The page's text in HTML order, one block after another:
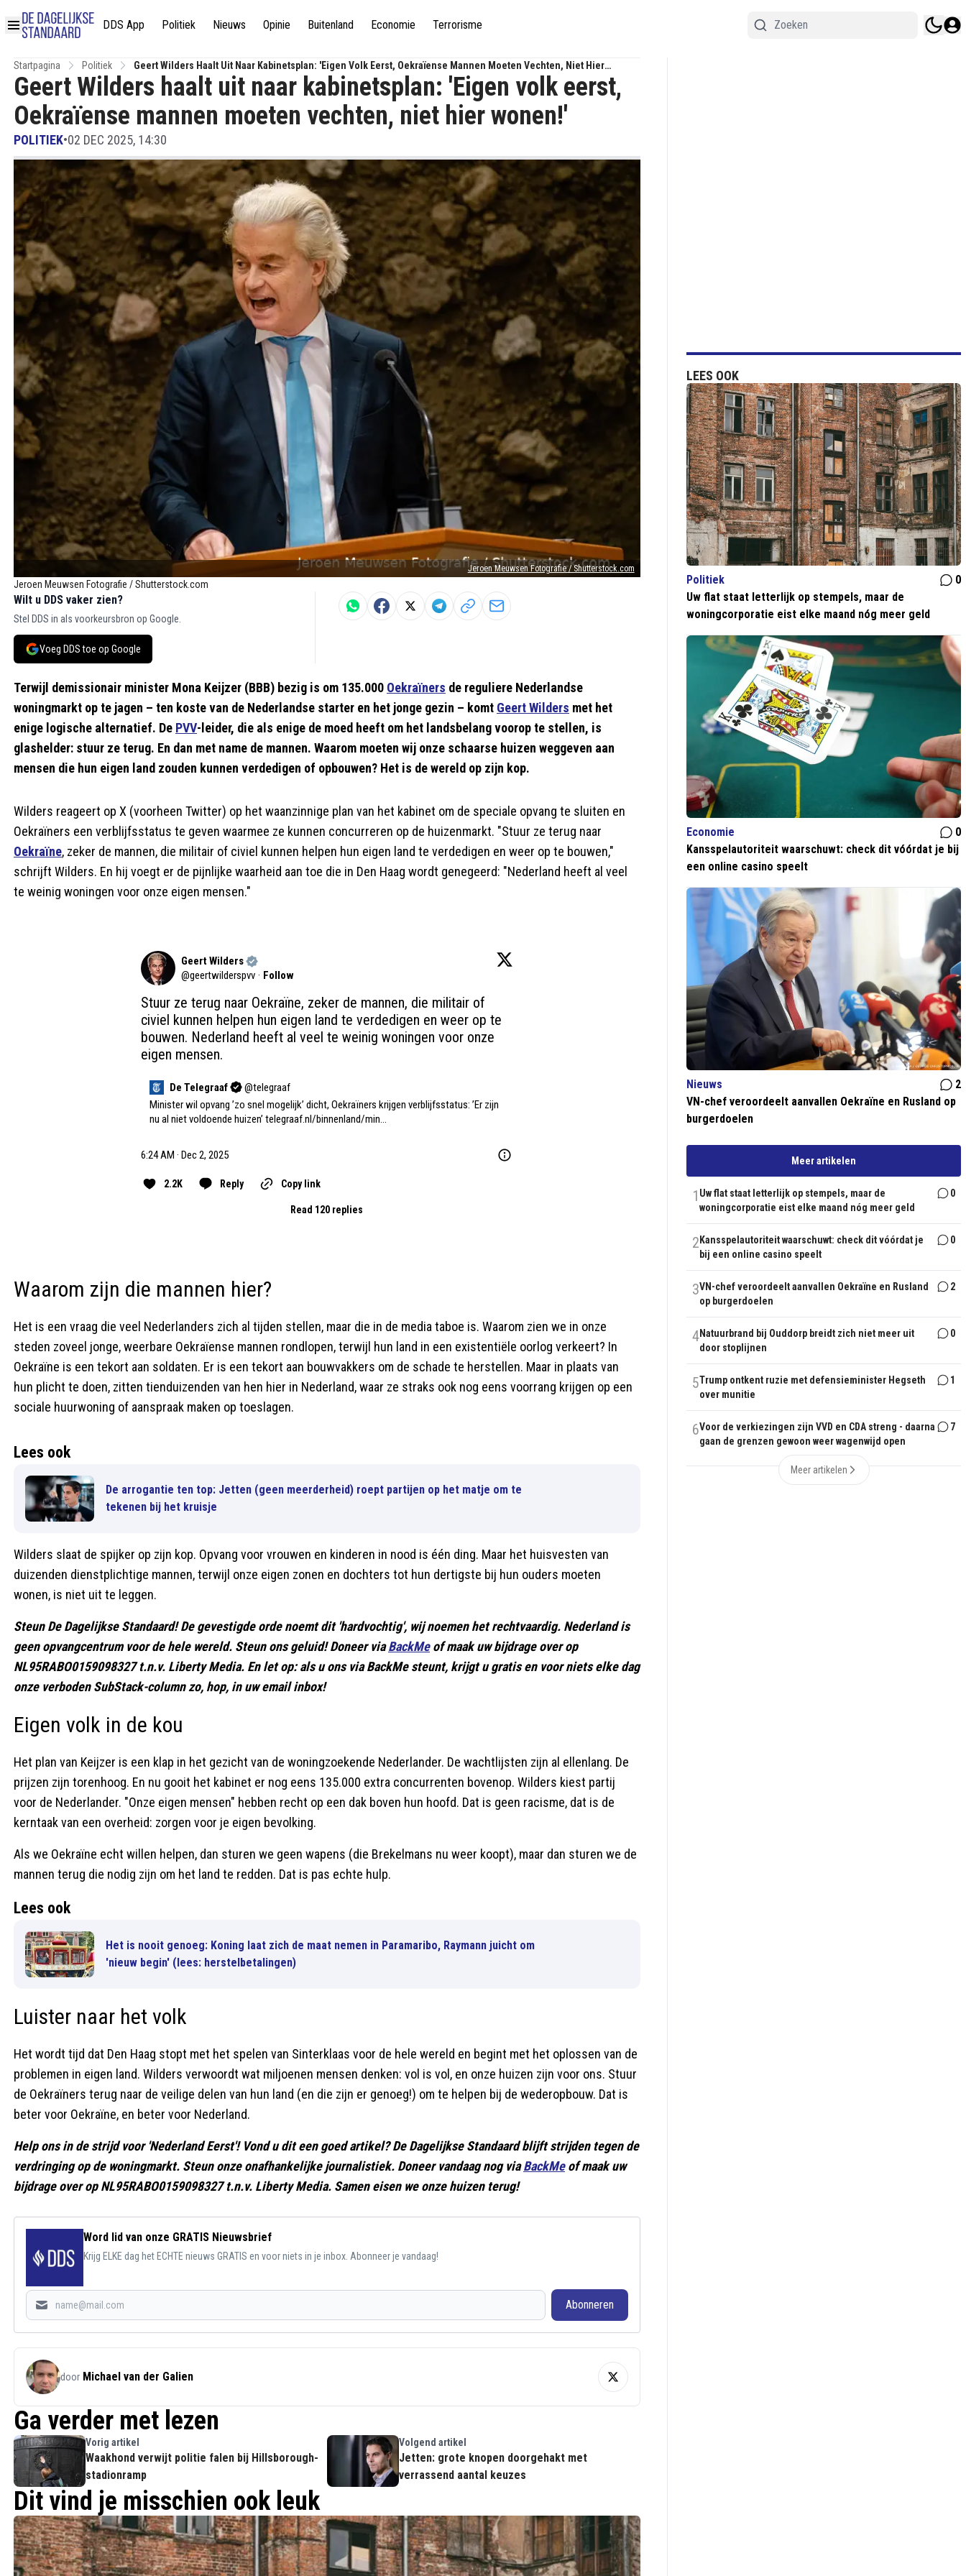
DDS App Politiek Nieuws Opinie Buitenland Economie Terrorisme
Startpagina Politiek
Geert Wilders Haalt Uit Naar Kabinetsplan: 'Eigen Volk Eerst, Oekraïense Mannen Moeten Vechten, Niet Hier
Wonen!'
Jeroen Meuwsen Fotografie / Shutterstock.com
Jeroen Meuwsen Fotografie / Shutterstock.com
Geert Wilders haalt uit naar kabinetsplan: 'Eigen volk eerst,
Oekraïense mannen moeten vechten, niet hier wonen!'
POLITIEK•02 DEC 2025, 14:30
Wilt u DDS vaker zien?
Stel DDS in als voorkeursbron op Google.
Voeg DDS toe op Google
Terwijl demissionair minister Mona Keijzer (BBB) bezig is om 135.000 Oekraïners de reguliere Nederlandse
woningmarkt op te jagen – ten koste van de Nederlandse starter en het jonge gezin – komt Geert Wilders met het
enige logische alternatief. De PVV-leider, die als enige de moed heeft om het landsbelang voorop te stellen, is
glashelder: stuur ze terug. En dan met name de mannen. Waarom moeten wij onze schaarse huizen weggeven aan
mensen die hun eigen land zouden kunnen verdedigen of opbouwen? Het is de wereld op zijn kop.
Wilders reageert op X (voorheen Twitter) op het waanzinnige plan van het kabinet om de speciale opvang te sluiten en
Oekraïners een verblijfsstatus te geven waarmee ze kunnen concurreren op de huizenmarkt. "Stuur ze terug naar
Oekraïne, zeker de mannen, die militair of civiel kunnen helpen hun eigen land te verdedigen en weer op te bouwen,"
schrijft Wilders. En hij voegt er de pijnlijke waarheid aan toe die in Den Haag wordt genegeerd: "Nederland heeft al veel
te weinig woningen voor onze eigen mensen."
Geert Wilders
@geertwilderspvv · Follow
Stuur ze terug naar Oekraïne, zeker de mannen, die militair of
civiel kunnen helpen hun eigen land te verdedigen en weer op te
bouwen. Nederland heeft al veel te weinig woningen voor onze
eigen mensen.
De Telegraaf @telegraaf
Minister wil opvang ’zo snel mogelijk’ dicht, Oekraïners krijgen verblijfsstatus: ’Er zijn
nu al niet voldoende huizen’ telegraaf.nl/binnenland/min…
6:24 AM · Dec 2, 2025
2.2K Reply Copy link
Read 120 replies
Waarom zijn die mannen hier?
Het is een vraag die veel Nederlanders zich al tijden stellen, maar die in de media taboe is. Waarom zien we in onze
steden zoveel jonge, weerbare Oekraïense mannen rondlopen, terwijl hun land in een existentiële oorlog verkeert? In
Oekraïne is een tekort aan soldaten. Er is een tekort aan bouwvakkers om de schade te herstellen. Maar in plaats van
hun plicht te doen, zitten tienduizenden van hen hier in Nederland, waar ze straks ook nog eens voorrang krijgen op een
sociale huurwoning of aanspraak maken op toeslagen.
Lees ook
De arrogantie ten top: Jetten (geen meerderheid) roept partijen op het matje om te
tekenen bij het kruisje
Wilders slaat de spijker op zijn kop. Opvang voor vrouwen en kinderen in nood is één ding. Maar het huisvesten van
duizenden dienstplichtige mannen, terwijl onze eigen zonen en dochters tot hun dertigste bij hun ouders moeten
wonen, is niet uit te leggen.
Steun De Dagelijkse Standaard! De gevestigde orde noemt dit 'hardvochtig', wij noemen het rechtvaardig. Nederland is
geen opvangcentrum voor de hele wereld. Steun ons geluid! Doneer viaBackMeof maak uw bijdrage over op
NL95RABO0159098327 t.n.v. Liberty Media. En let op: als u ons via BackMe steunt, krijgt u gratis en voor niets elke dag
onze verboden SubStack-column zo, hop, in uw email inbox!
Eigen volk in de kou
Het plan van Keijzer is een klap in het gezicht van de woningzoekende Nederlander. De wachtlijsten zijn al ellenlang. De
prijzen zijn torenhoog. En nu gooit het kabinet er nog eens 135.000 extra concurrenten bovenop. Wilders kiest partij
voor de Nederlander. "Onze eigen mensen" hebben recht op een dak boven hun hoofd. Dat is geen racisme, dat is de
kerntaak van een overheid: zorgen voor je eigen bevolking.
Als we Oekraïne echt willen helpen, dan sturen we geen wapens (die Brekelmans nu weer koopt), maar dan sturen we de
mannen terug die nodig zijn om het land te redden. Dat is pas echte hulp.
Lees ook
Het is nooit genoeg: Koning laat zich de maat nemen in Paramaribo, Raymann juicht om
'nieuw begin' (lees: herstelbetalingen)
Luister naar het volk
Het wordt tijd dat Den Haag stopt met het spelen van Sinterklaas voor de hele wereld en begint met het oplossen van de
problemen in eigen land. Wilders verwoordt wat miljoenen mensen denken: vol is vol, en onze huizen zijn voor ons. Stuur
de Oekraïners terug naar de veilige delen van hun land (en die zijn er genoeg!) om te helpen bij de wederopbouw. Dat is
beter voor Oekraïne, en beter voor Nederland.
Help ons in de strijd voor 'Nederland Eerst'! Vond u dit een goed artikel? De Dagelijkse Standaard blijft strijden tegen de
verdringing op de woningmarkt. Steun onze onafhankelijke journalistiek. Doneer vandaag nog viaBackMeof maak uw
bijdrage over op NL95RABO0159098327 t.n.v. Liberty Media. Samen eisen we onze huizen terug!
Word lid van onze GRATIS Nieuwsbrief
Krijg ELKE dag het ECHTE nieuws GRATIS en voor niets in je inbox. Abonneer je vandaag!
Abonneren
door Michael van der Galien
Ga verder met lezen
Vorig artikel
Waakhond verwijt politie falen bij Hillsborough-
stadionramp
Volgend artikel
Jetten: grote knopen doorgehakt met
verrassend aantal keuzes
Dit vind je misschien ook leuk
LEES OOK
Politiek
0
Uw flat staat letterlijk op stempels, maar de
woningcorporatie eist elke maand nóg meer geld
Economie
0
Kansspelautoriteit waarschuwt: check dit vóórdat je bij
een online casino speelt
Nieuws
2
VN-chef veroordeelt aanvallen Oekraïne en Rusland op
burgerdoelen
Meer artikelen
1 Uw flat staat letterlijk op stempels, maar de
woningcorporatie eist elke maand nóg meer geld
0
2 Kansspelautoriteit waarschuwt: check dit vóórdat je
bij een online casino speelt
0
3VN-chef veroordeelt aanvallen Oekraïne en Rusland
op burgerdoelen
2
4Natuurbrand bij Ouddorp breidt zich niet meer uit
door stoplijnen
0
5Trump ontkent ruzie met defensieminister Hegseth
over munitie
1
6Voor de verkiezingen zijn VVD en CDA streng - daarna
gaan de grenzen gewoon weer wagenwijd open
7
Meer artikelen